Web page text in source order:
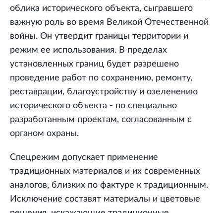
облика исторического объекта, сыгравшего
важную роль во время Великой Отечественной
войны. Он утвердит границы территории и
режим ее использования. В пределах
установленных границ будет разрешено
проведение работ по сохранению, ремонту,
реставрации, благоустройству и озеленению
исторического объекта - по специально
разработанным проектам, согласованным с
органом охраны.
Спецрежим допускает применение
традиционных материалов и их современных
аналогов, близких по фактуре к традиционным.
Исключение составят материалы и цветовые